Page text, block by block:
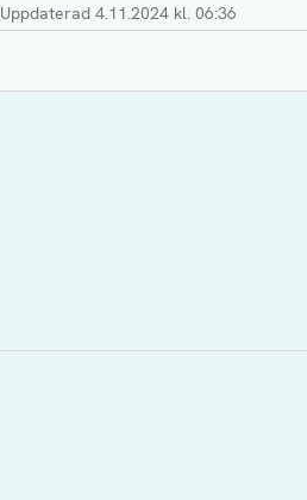
Uppdaterad 4.11.2024 kl. 06:36